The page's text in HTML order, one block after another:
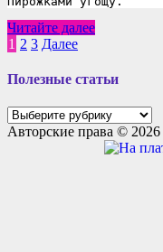
Я
пеку,
Читайте далее
Пагинация
записей
1 2 3 Далее
Полезные статьи
Полезные
статьи
Авторские права © 2026